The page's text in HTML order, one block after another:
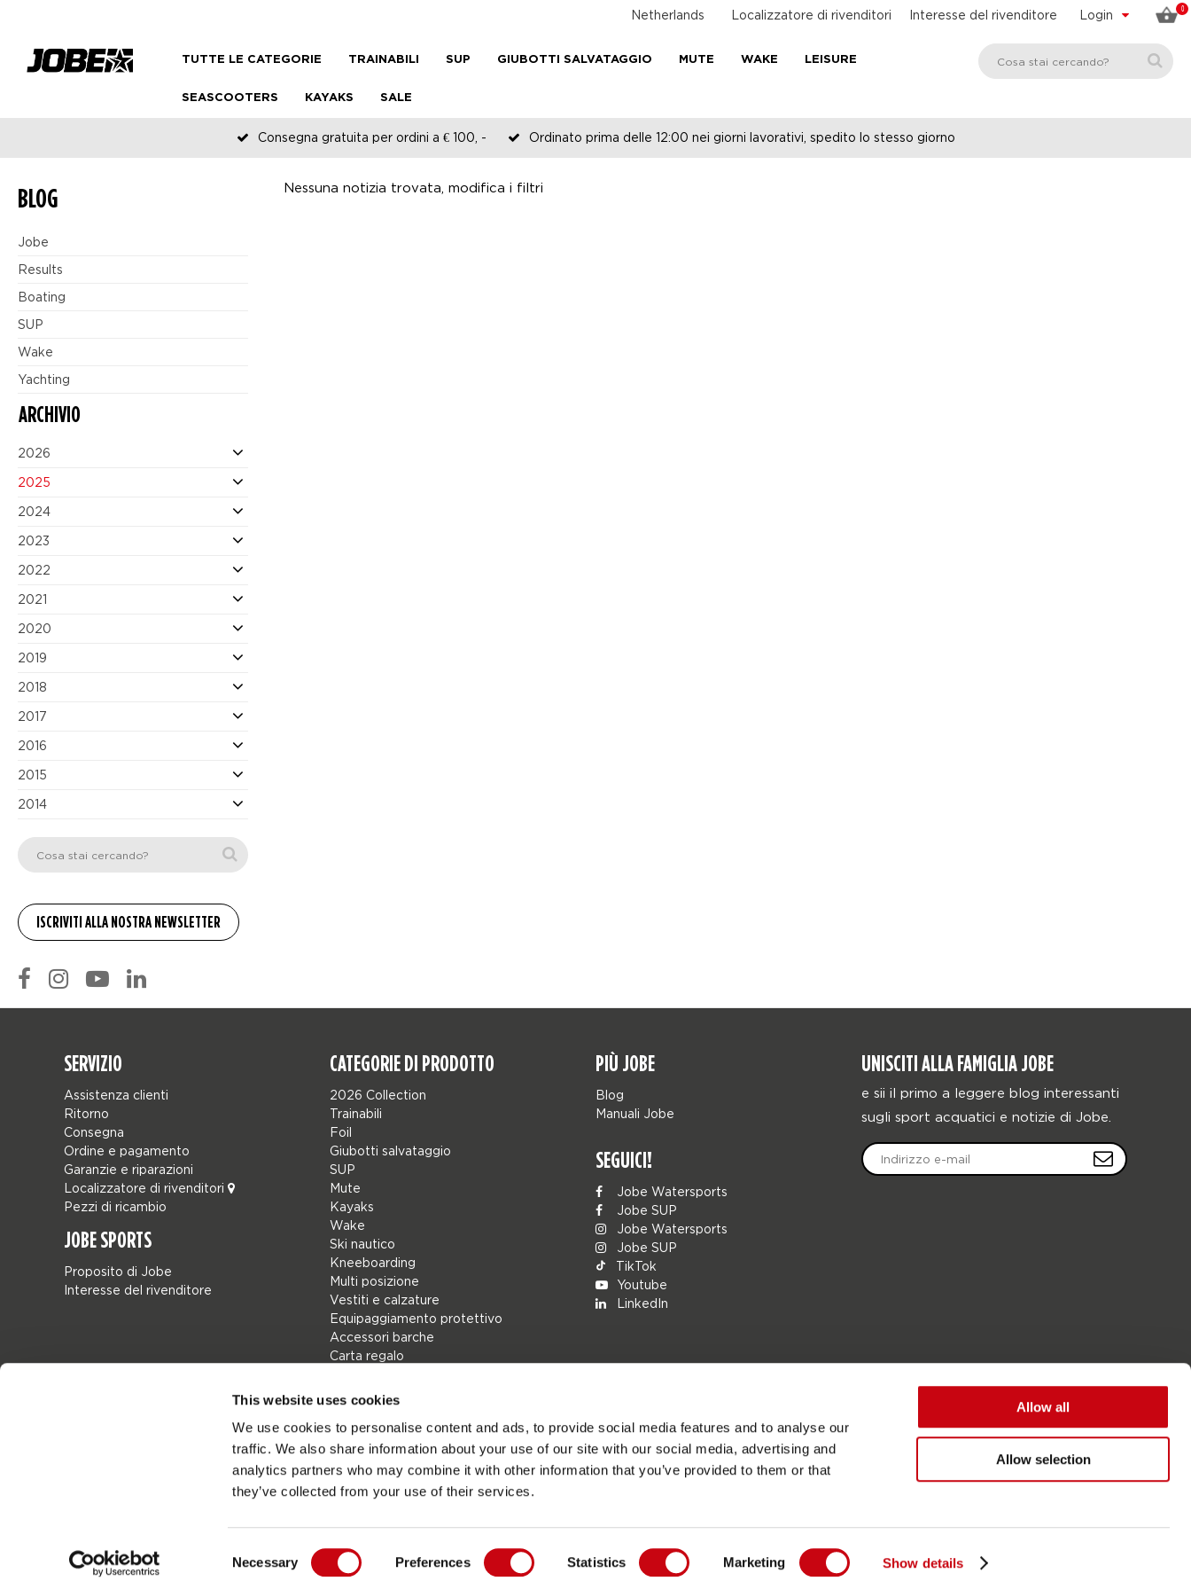
This website uses cookies
We use cookies to personalise content and ads, to provide social media features and to analyse our
traffic. We also share information about your use of our site with our social media, advertising and
analytics partners who may combine it with other information that you’ve provided to them or that
they’ve collected from your use of their services.
Selection
Necessary Preferences Statistics Marketing Show details
Allow all
Allow selection
0
Login
Interesse del rivenditore
Localizzatore di rivenditori
Netherlands
TUTTE LE CATEGORIE TRAINABILI SUP GIUBOTTI SALVATAGGIO MUTE WAKE LEISURE
SEASCOOTERS KAYAKS SALE
Consegna gratuita per ordini a € 100, - Ordinato prima delle 12:00 nei giorni lavorativi, spedito lo stesso giorno
BLOG
Jobe
Results
Boating
SUP
Wake
Yachting
ARCHIVIO
2026
2025
2024
2023
2022
2021
2020
2019
2018
2017
2016
2015
2014
Nessuna notizia trovata, modifica i filtri
SERVIZIO
Assistenza clienti
Ritorno
Consegna
Ordine e pagamento
Garanzie e riparazioni
Localizzatore di rivenditori
Pezzi di ricambio
JOBE SPORTS
Proposito di Jobe
Interesse del rivenditore
CATEGORIE DI PRODOTTO
2026 Collection
Trainabili
Foil
Giubotti salvataggio
SUP
Mute
Kayaks
Wake
Ski nautico
Kneeboarding
Multi posizione
Vestiti e calzature
Equipaggiamento protettivo
Accessori barche
Carta regalo
Collaborations
SALE
Mix & Match
Pezzi di ricambio
PIÙ JOBE
Blog
Manuali Jobe
SEGUICI!
Jobe Watersports
Jobe SUP
Jobe Watersports
Jobe SUP
TikTok
Youtube
LinkedIn
UNISCITI ALLA FAMIGLIA JOBE
e sii il primo a leggere blog interessanti
sugli sport acquatici e notizie di Jobe.
Netherlands Jobesports.com - Sito ufficiale
Accessibilità